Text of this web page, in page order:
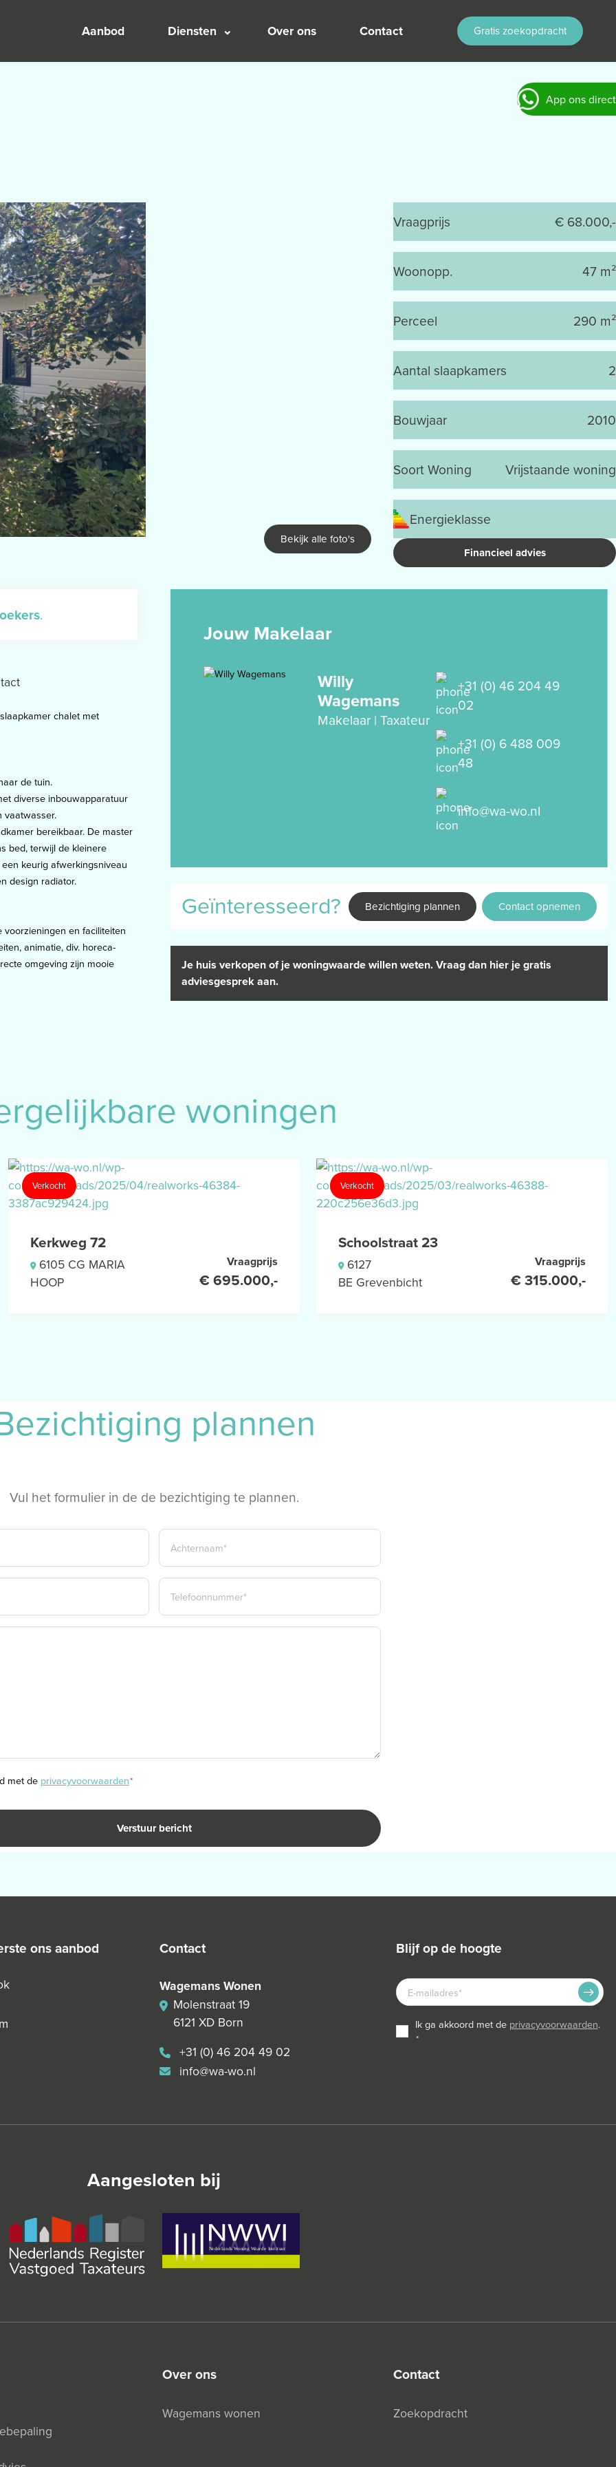
Aanbod Diensten Over ons Contact Gratis zoekopdracht
App ons direct
Bekijk alle foto's
Vraagprijs € 68.000,-
Woonopp. 47 m²
Perceel 290 m²
Aantal slaapkamers 2
Bouwjaar 2010
Soort Woning Vrijstaande woning
Energieklasse
Financieel advies
.
chalet met
de tuin.
diverse inbouwapparatuur
vaatwasser.
bereikbaar. De master
bed, terwijl de kleinere
keurig afwerkingsniveau
design radiator.
en faciliteiten
animatie, div. horeca-
omgeving zijn mooie
zal hebben.
Jouw Makelaar
Willy
Wagemans
Makelaar | Taxateur
+31 (0) 46 204 49
02
+31 (0) 6 488 009
48
info@wa-wo.nl
Geïnteresseerd? Bezichtiging plannen Contact opnemen
Je huis verkopen of je woningwaarde willen weten. Vraag dan hier je gratis
adviesgesprek aan.
woningen
Verkocht
Kerkweg 72
6105 CG MARIA
HOOP
Vraagprijs
€ 695.000,-
Verkocht
Schoolstraat 23
6127
BE Grevenbicht
Vraagprijs
€ 315.000,-
plannen
Vul het formulier in de de bezichtiging te plannen.
ACHTERNAAM*
TELEFOON
met de privacyvoorwaarden*
ons aanbod contact
Wagemans Wonen
Molenstraat 19
6121 XD Born
+31 (0) 46 204 49 02
info@wa-wo.nl
blijf op de hoogte
E-
MAILADRES
TOESTEMMING
*
ik ga akkoord met de privacyvoorwaarden.
*
Aangesloten bij
over ons
Wagemans wonen
contact
Zoekopdracht